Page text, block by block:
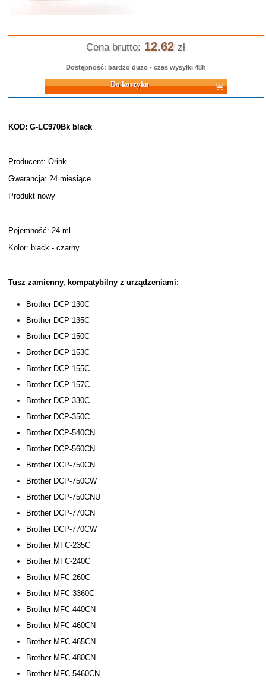
Cena brutto: 12.62 zł
Dostępność: bardzo dużo - czas wysyłki 48h
Do koszyka
KOD: G-LC970Bk black
Producent: Orink
Gwarancja: 24 miesiące
Produkt nowy
Pojemność: 24 ml
Kolor: black - czarny
Tusz zamienny, kompatybilny z urządzeniami:
Brother DCP-130C
Brother DCP-135C
Brother DCP-150C
Brother DCP-153C
Brother DCP-155C
Brother DCP-157C
Brother DCP-330C
Brother DCP-350C
Brother DCP-540CN
Brother DCP-560CN
Brother DCP-750CN
Brother DCP-750CW
Brother DCP-750CNU
Brother DCP-770CN
Brother DCP-770CW
Brother MFC-235C
Brother MFC-240C
Brother MFC-260C
Brother MFC-3360C
Brother MFC-440CN
Brother MFC-460CN
Brother MFC-465CN
Brother MFC-480CN
Brother MFC-5460CN